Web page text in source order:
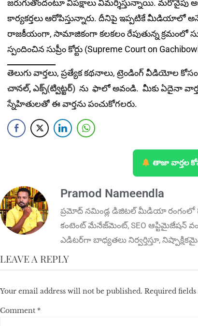
జరుగుతోందంటూ విపక్షాలు విమర్శిస్తున్నాయి. మ‌రోవైపు
కార్యకర్తలు ఆరోపిస్తున్నారు. దీనిపై ఇప్పటికే మీడియాలో
రాజకీయంగా, సామాజికంగా క‌ల‌క‌లం రేపుతున్న క్ర‌మంలో
స్పందించిన సుప్రీం కోర్టు (Supreme Court on
తెలుగు వార్తలు, ప్రత్యేక కథనాలు, ట్రెండింగ్ వీడియోల కోసం
చానల్,ఎక్స్(ట్విట్టర్) ను ఫాలో అవండి. మీకు ఏదైనా
స్నేహితులతో ఈ వార్తను పంచుకోగలరు.
తాజా వార్తల
Pramod Nameendla
ప్ర‌మోద్ న‌మిండ్ల‌ డిజిట‌ల్ మీడియా రంగంలో 8
కంటెంట్ మేనేజ్‌మెంట్‌, SEO ఆప్టిమైజేషన్‌
ఎడిటర్‌గా బాధ్యతలు నిర్వర్తిస్తూ,
LEAVE A REPLY
Your email address will not be published. Required
Comment *